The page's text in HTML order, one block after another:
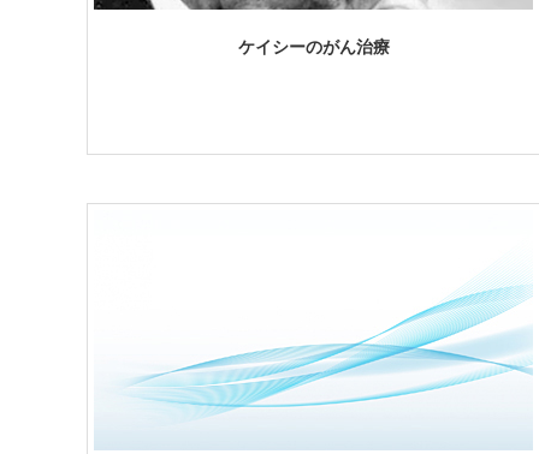
ケイシーのがん治療